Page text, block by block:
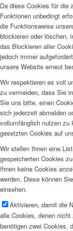
Da diese Cookies für die
Funktionen unbedingt
die Funktionsweise
blockieren oder löschen,
das Blockieren aller
jedoch immer
unsere Website erneut
Wir respektieren es voll
zu vermeiden, dass Sie
Sie uns bitte, einen
sich jederzeit abmelden
vollumfänglich nutzen zu
gesetzten Cookies auf
Wir stellen Ihnen eine
gespeicherten Cookies
Ihnen keine Cookies
werden. Diese können
einsehen.
Aktivieren, damit die
alle Cookies, denen
benötigen zwei Cookies,